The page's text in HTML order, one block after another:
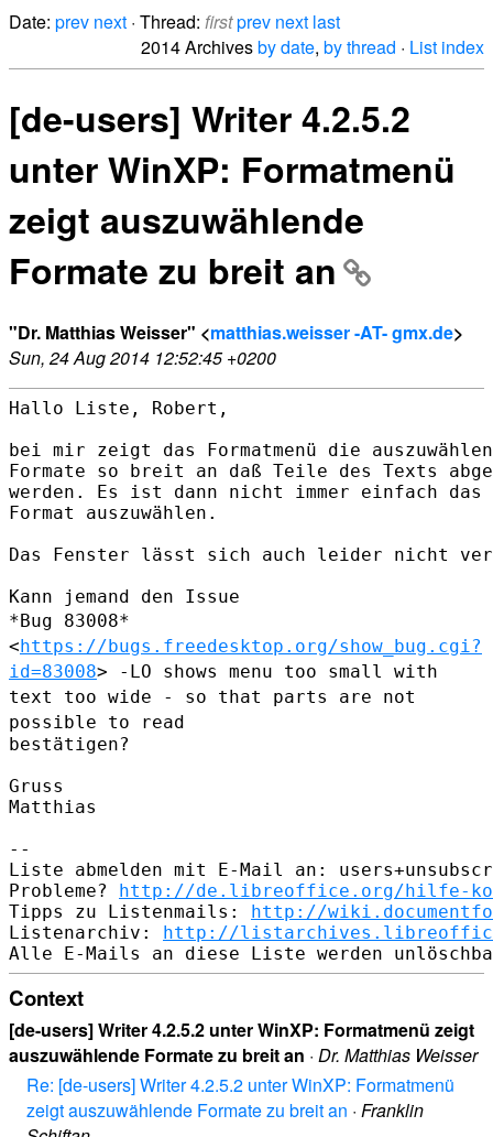
Date: prev next · Thread: firstprev next last
2014 Archivesby date, by thread · List index
[de-users] Writer 4.2.5.2
unter WinXP: Formatmenü
zeigt auszuwählende
Formate zu breit an
"Dr. Matthias Weisser" <matthias.weisser -AT- gmx.de>
Sun, 24 Aug 2014 12:52:45 +0200
Hallo Liste, Robert,
bei mir zeigt das Formatmenü die
Formate so breit an daß Teile des Texts
werden. Es ist dann nicht immer einfach das
Format auszuwählen.
Das Fenster lässt sich auch leider nicht
*Bug 83008*
<https://bugs.freedesktop.org/show_bug.cgi?
id=83008> -LO shows menu too small with
text too wide - so that parts are not
possible to read
bestätigen?
Gruss
Matthias
--
Liste abmelden mit E-Mail an:
Probleme? http://de.libreoffice.org/hilfe-
Tipps zu Listenmails: http://
Listenarchiv: http://
Context
[de-users] Writer 4.2.5.2 unter WinXP: Formatmenü zeigt
auszuwählende Formate zu breit an · Dr. Matthias Weisser
Re: [de-users] Writer 4.2.5.2 unter WinXP: Formatmenü
zeigt auszuwählende Formate zu breit an · Franklin